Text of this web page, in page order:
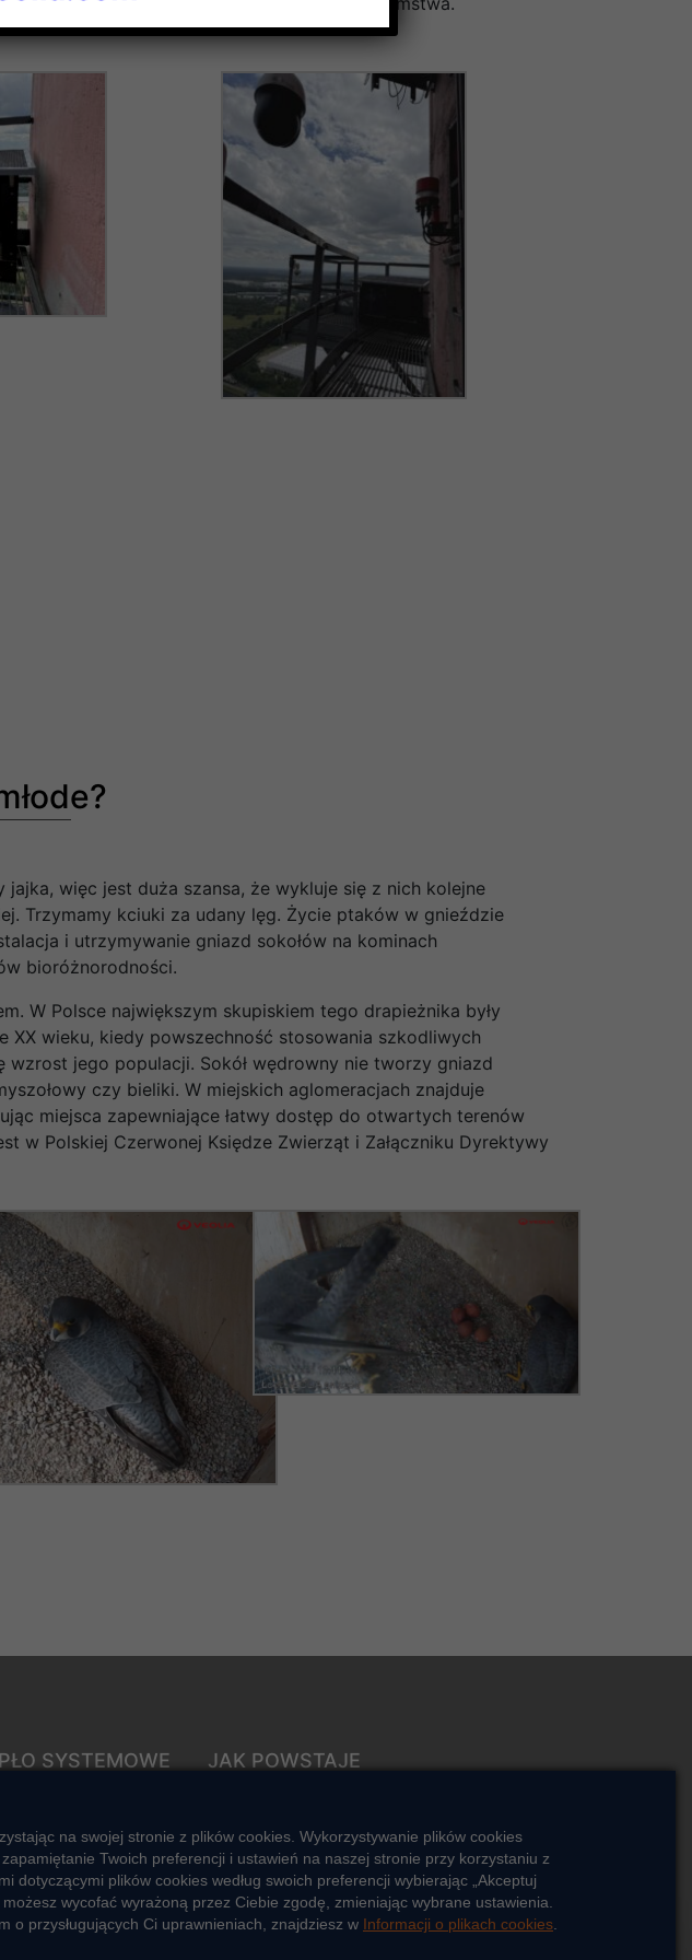
więc jest duża szansa, że wykluje się z nich kolejne
Trzymamy kciuki za udany lęg. Życie ptaków w gnieździe
i utrzymywanie gniazd sokołów na kominach
bioróżnorodności.
W Polsce największym skupiskiem tego drapieżnika były
XX wieku, kiedy powszechność stosowania szkodliwych
jego populacji. Sokół wędrowny nie tworzy gniazd
czy bieliki. W miejskich aglomeracjach znajduje
miejsca zapewniające łatwy dostęp do otwartych terenów
w Polskiej Czerwonej Księdze Zwierząt i Załączniku Dyrektywy
SYSTEMOWE
okołociepłownicze
ciepła systemowego
JAK POWSTAJE
Mapa sieci ciepłowniczej
KIERUNKI ROZWOJU SIECI
CIEPŁOWNICZEJ
na swojej stronie z plików cookies. Wykorzystywanie plików cookies
Twoich preferencji i ustawień na naszej stronie przy korzystaniu z
plików cookies według swoich preferencji wybierając „Akceptuj
wycofać wyrażoną przez Ciebie zgodę, zmieniając wybrane ustawienia.
o przysługujących Ci uprawnieniach, znajdziesz w Informacji o plikach cookies